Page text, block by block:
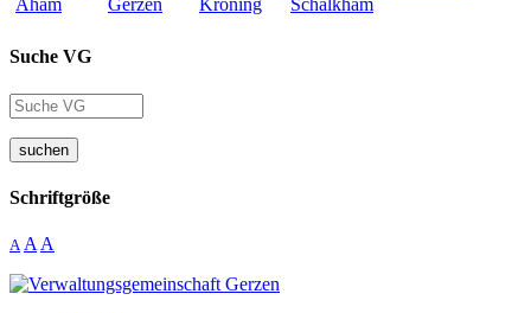
Suche VG
suchen
Schriftgröße
A A A